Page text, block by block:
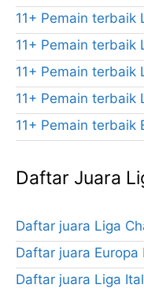
11+ Pemain terbaik
11+ Pemain terbaik
11+ Pemain terbaik
11+ Pemain terbaik
11+ Pemain terbaik
Daftar Juara
Daftar juara Liga
Daftar juara Europa
Daftar juara Liga